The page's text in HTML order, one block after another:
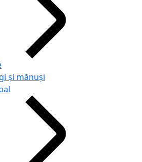
și mănuși